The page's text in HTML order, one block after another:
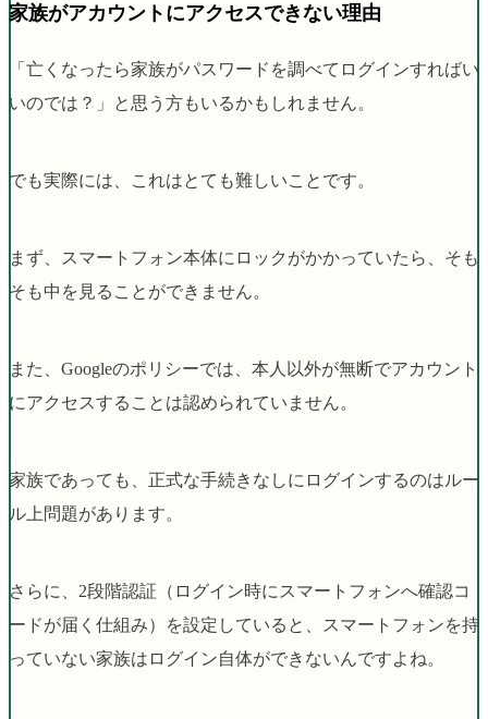
家族がアカウントにアクセスできない理由
「亡くなったら家族がパスワードを調べてログインすればい
いのでは？」と思う方もいるかもしれません。
でも実際には、これはとても難しいことです。
まず、スマートフォン本体にロックがかかっていたら、そも
そも中を見ることができません。
また、Googleのポリシーでは、本人以外が無断でアカウント
にアクセスすることは認められていません。
家族であっても、正式な手続きなしにログインするのはルー
ル上問題があります。
さらに、2段階認証（ログイン時にスマートフォンへ確認コ
ードが届く仕組み）を設定していると、スマートフォンを持
っていない家族はログイン自体ができないんですよね。